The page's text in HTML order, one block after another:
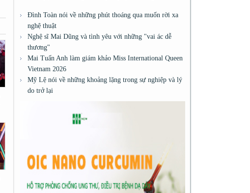
Đình Toàn nói về những phút thoáng qua muốn rời xa
nghệ thuật
Nghệ sĩ Mai Dũng và tình yêu với những "vai ác dễ
thương"
Mai Tuấn Anh làm giám khảo Miss International Queen
Vietnam 2026
Mỹ Lệ nói về những khoảng lặng trong sự nghiệp và lý
do trở lại